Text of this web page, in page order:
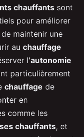
chauffants sont
pour améliorer
maintenir une
au chauffage
l'autonomie
particulièrement
chauffage de
en
comme les
chauffants, et